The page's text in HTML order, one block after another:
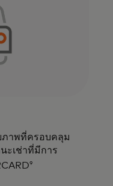
ภาพที่ครอบคลุม
ะเช่าที่มีการ
9